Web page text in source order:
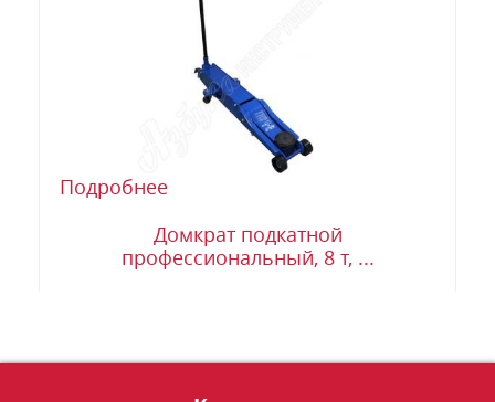
Подробнее
Домкрат подкатной
профессиональный, 8 т, ...